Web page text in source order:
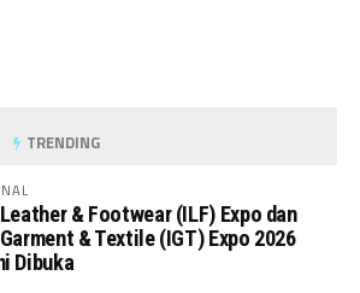
TRENDING
& Footwear (ILF) Expo dan
& Textile (IGT) Expo 2026
Dibuka